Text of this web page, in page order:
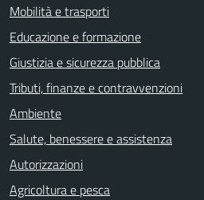
Mobilità e trasporti
Educazione e formazione
Giustizia e sicurezza pubblica
Tributi, finanze e contravvenzioni
Ambiente
Salute, benessere e assistenza
Autorizzazioni
Agricoltura e pesca